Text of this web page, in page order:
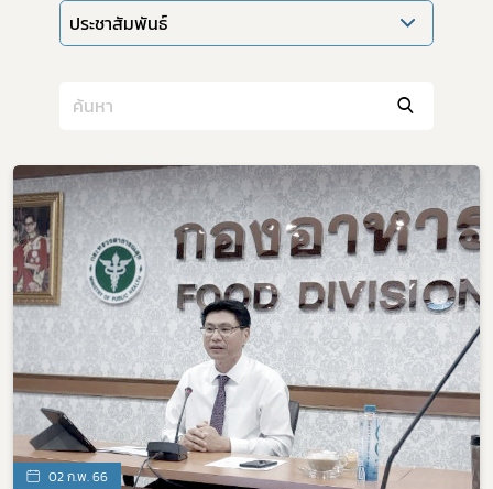
ประชาสัมพันธ์
02 ก.พ. 66